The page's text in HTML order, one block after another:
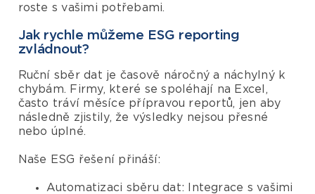
roste s vašimi potřebami.
Jak rychle můžeme ESG reporting
zvládnout?
Ruční sběr dat je časově náročný a náchylný k
chybám. Firmy, které se spoléhají na Excel,
často tráví měsíce přípravou reportů, jen aby
následně zjistily, že výsledky nejsou přesné
nebo úplné.
Naše ESG řešení přináší:
Automatizaci sběru dat: Integrace s vašimi